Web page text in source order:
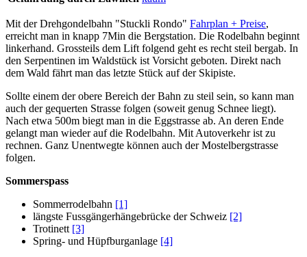
Mit der Drehgondelbahn "Stuckli Rondo" Fahrplan + Preise,
erreicht man in knapp 7Min die Bergstation. Die Rodelbahn beginnt
linkerhand. Grossteils dem Lift folgend geht es recht steil bergab. In
den Serpentinen im Waldstück ist Vorsicht geboten. Direkt nach
dem Wald fährt man das letzte Stück auf der Skipiste.
Sollte einem der obere Bereich der Bahn zu steil sein, so kann man
auch der gequerten Strasse folgen (soweit genug Schnee liegt).
Nach etwa 500m biegt man in die Eggstrasse ab. An deren Ende
gelangt man wieder auf die Rodelbahn. Mit Autoverkehr ist zu
rechnen. Ganz Unentwegte können auch der Mostelbergstrasse
folgen.
Sommerspass
Sommerrodelbahn [1]
längste Fussgängerhängebrücke der Schweiz [2]
Trotinett [3]
Spring- und Hüpfburganlage [4]